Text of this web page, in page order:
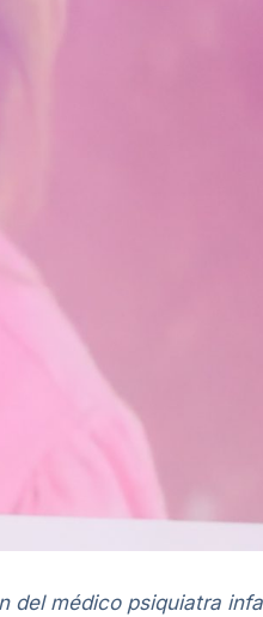
del médico psiquiatra